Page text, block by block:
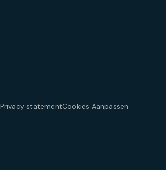
Privacy statementCookies Aanpassen